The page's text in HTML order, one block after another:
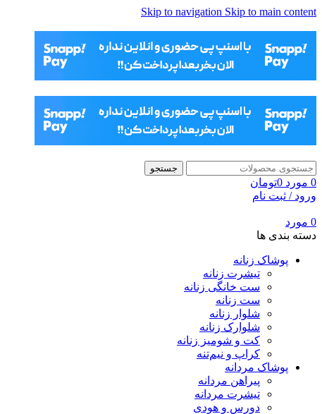
Skip to navigation Skip to main content
جستجو
0 مورد 0تومان
ورود / ثبت نام
0 مورد
دسته بندی ها
پوشاک زنانه
تیشرت زنانه
ست خانگی زنانه
ست زنانه
شلوار زنانه
شلوارک زنانه
کت و شومیز زنانه
کراپ و نیم‌تنه
پوشاک مردانه
پیراهن مردانه
تیشرت مردانه
دورس و هودی